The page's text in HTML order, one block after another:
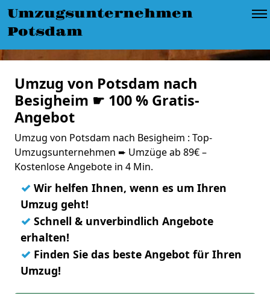
Umzugsunternehmen
Potsdam
Umzug von Potsdam nach
Besigheim ☛ 100 % Gratis-
Angebot
Umzug von Potsdam nach Besigheim : Top-
Umzugsunternehmen ➨ Umzüge ab 89€ –
Kostenlose Angebote in 4 Min.
✓ Wir helfen Ihnen, wenn es um Ihren
Umzug geht!
✓ Schnell & unverbindlich Angebote
erhalten!
✓ Finden Sie das beste Angebot für Ihren
Umzug!